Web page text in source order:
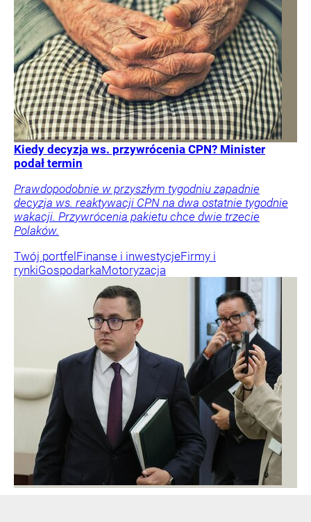
Kiedy decyzja ws. przywrócenia CPN? Minister
podał termin
Prawdopodobnie w przyszłym tygodniu zapadnie
decyzja ws. reaktywacji CPN na dwa ostatnie tygodnie
wakacji. Przywrócenia pakietu chce dwie trzecie
Polaków.
Twój portfel Finanse i inwestycjeFirmy i
rynkiGospodarkaMotoryzacja